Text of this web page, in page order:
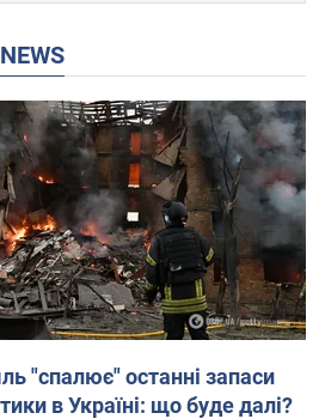
NEWS
"спалює" останні запаси
в Україні: що буде далі?